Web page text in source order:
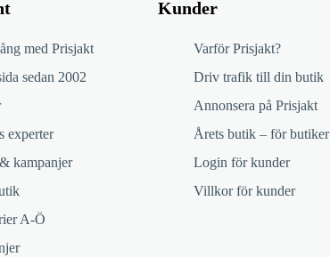
med Prisjakt
sedan 2002
experter
kampanjer
A-Ö
Kunder
Varför Prisjakt?
Driv trafik till din butik
Annonsera på Prisjakt
Årets butik – för butiker
Login för kunder
Villkor för kunder